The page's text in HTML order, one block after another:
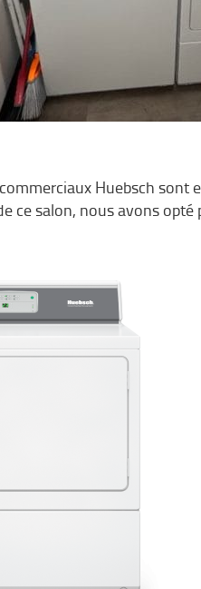
Huebsch sont
ce salon, nous avons